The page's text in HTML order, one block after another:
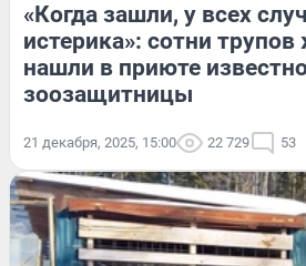
«Когда зашли, у всех
истерика»: сотни
нашли в приюте
зоозащитницы
21 декабря, 2025, 15:00 22 729 53